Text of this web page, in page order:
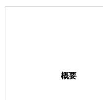
概要